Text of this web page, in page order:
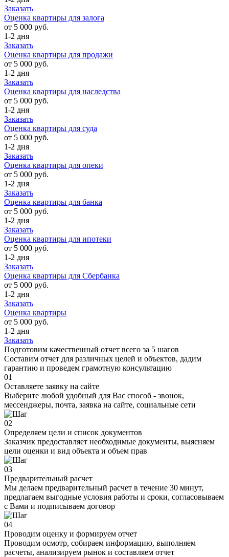
Заказать
Оценка квартиры для залога
от 5 000 руб.
1-2 дня
Заказать
Оценка квартиры для продажи
от 5 000 руб.
1-2 дня
Заказать
Оценка квартиры для наследства
от 5 000 руб.
1-2 дня
Заказать
Оценка квартиры для суда
от 5 000 руб.
1-2 дня
Заказать
Оценка квартиры для опеки
от 5 000 руб.
1-2 дня
Заказать
Оценка квартиры для банка
от 5 000 руб.
1-2 дня
Заказать
Оценка квартиры для ипотеки
от 5 000 руб.
1-2 дня
Заказать
Оценка квартиры для Сбербанка
от 5 000 руб.
1-2 дня
Заказать
Оценка квартиры
от 5 000 руб.
1-2 дня
Заказать
Подготовим качественный отчет всего за 5 шагов
Составим отчет для различных целей и объектов, дадим
гарантию и проведем грамотную консультацию
01
Оставляете заявку на сайте
Выберите любой удобный для Вас способ - звонок,
мессенджеры, почта, заявка на сайте, социальные сети
02
Определяем цели и список документов
Заказчик предоставляет необходимые документы, выясняем
цели оценки и вид объекта и объем прав
03
Предварительный расчет
Мы делаем предварительный расчет в течение 30 минут,
предлагаем выгодные условия работы и сроки, согласовываем
с Вами и подписываем договор
04
Проводим оценку и формируем отчет
Проводим осмотр, собираем информацию, выполняем
расчеты, анализируем рынок и составляем отчет